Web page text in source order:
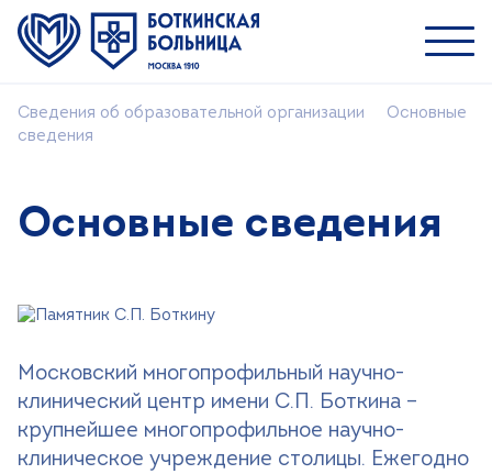
Учебный центр
Версия для слабовидящих
Сведения об образовательной организации
Основные
сведения
Основные сведения
Московский многопрофильный научно-
клинический центр имени С.П. Боткина –
крупнейшее многопрофильное научно-
клиническое учреждение столицы. Ежегодно